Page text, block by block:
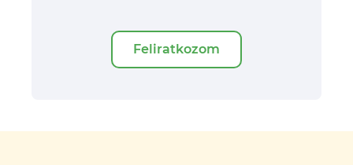
Feliratkozom